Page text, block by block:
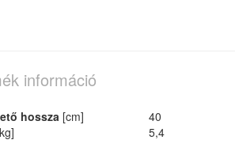
információ
hossza [cm]
40
5,4